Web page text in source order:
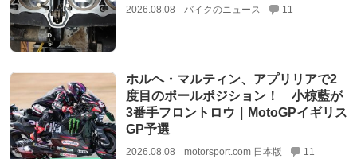
2026.08.08 バイクのニュース 11
ホルヘ・マルティン、アプリリアで2
度目のポールポジション！ 小椋藍が
3番手フロントロウ｜MotoGPイギリス
GP予選
2026.08.08 motorsport.com 日本版 11